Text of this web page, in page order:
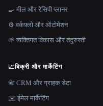
🍳 मील और रेसिपी प्लानर
⚙️ वर्कफ़्लो और ऑटोमेशन
🌱 व्यक्तिगत विकास और तंदुरुस्ती
📈बिक्री और मार्केटिंग
📇 CRM और ग्राहक डेटा
✉️ ईमेल मार्केटिंग